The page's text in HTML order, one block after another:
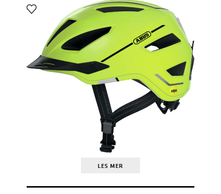
LES MER